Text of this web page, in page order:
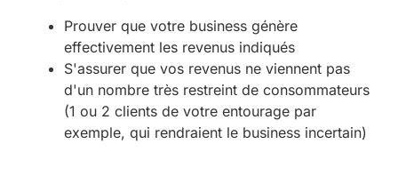
Prouver que votre business génère
effectivement les revenus indiqués
S'assurer que vos revenus ne viennent pas
d'un nombre très restreint de consommateurs
(1 ou 2 clients de votre entourage par
exemple, qui rendraient le business incertain)